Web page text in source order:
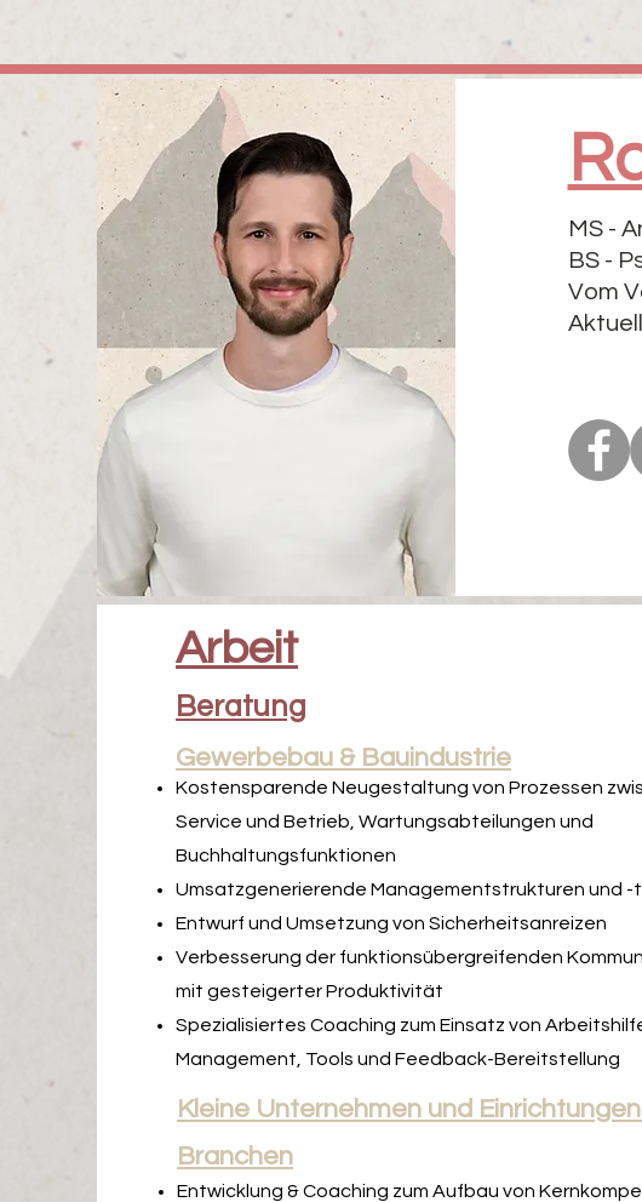
MS -
BS -
Vom
Arbeit
Beratung
Gewerbebau & Bauindustrie
Kostensparende Neugestaltung von Prozessen
Service und Betrieb, Wartungsabteilungen und
Buchhaltungsfunktionen
Umsatzgenerierende Managementstrukturen und -
Entwurf und Umsetzung von Sicherheitsanreizen
Verbesserung der funktionsübergreifenden
mit gesteigerter Produktivität
Spezialisiertes Coaching zum Einsatz von
Management, Tools und Feedback-Bereitstellung
Kleine Unternehmen und
Branchen
Entwicklung & Coaching zum Aufbau von